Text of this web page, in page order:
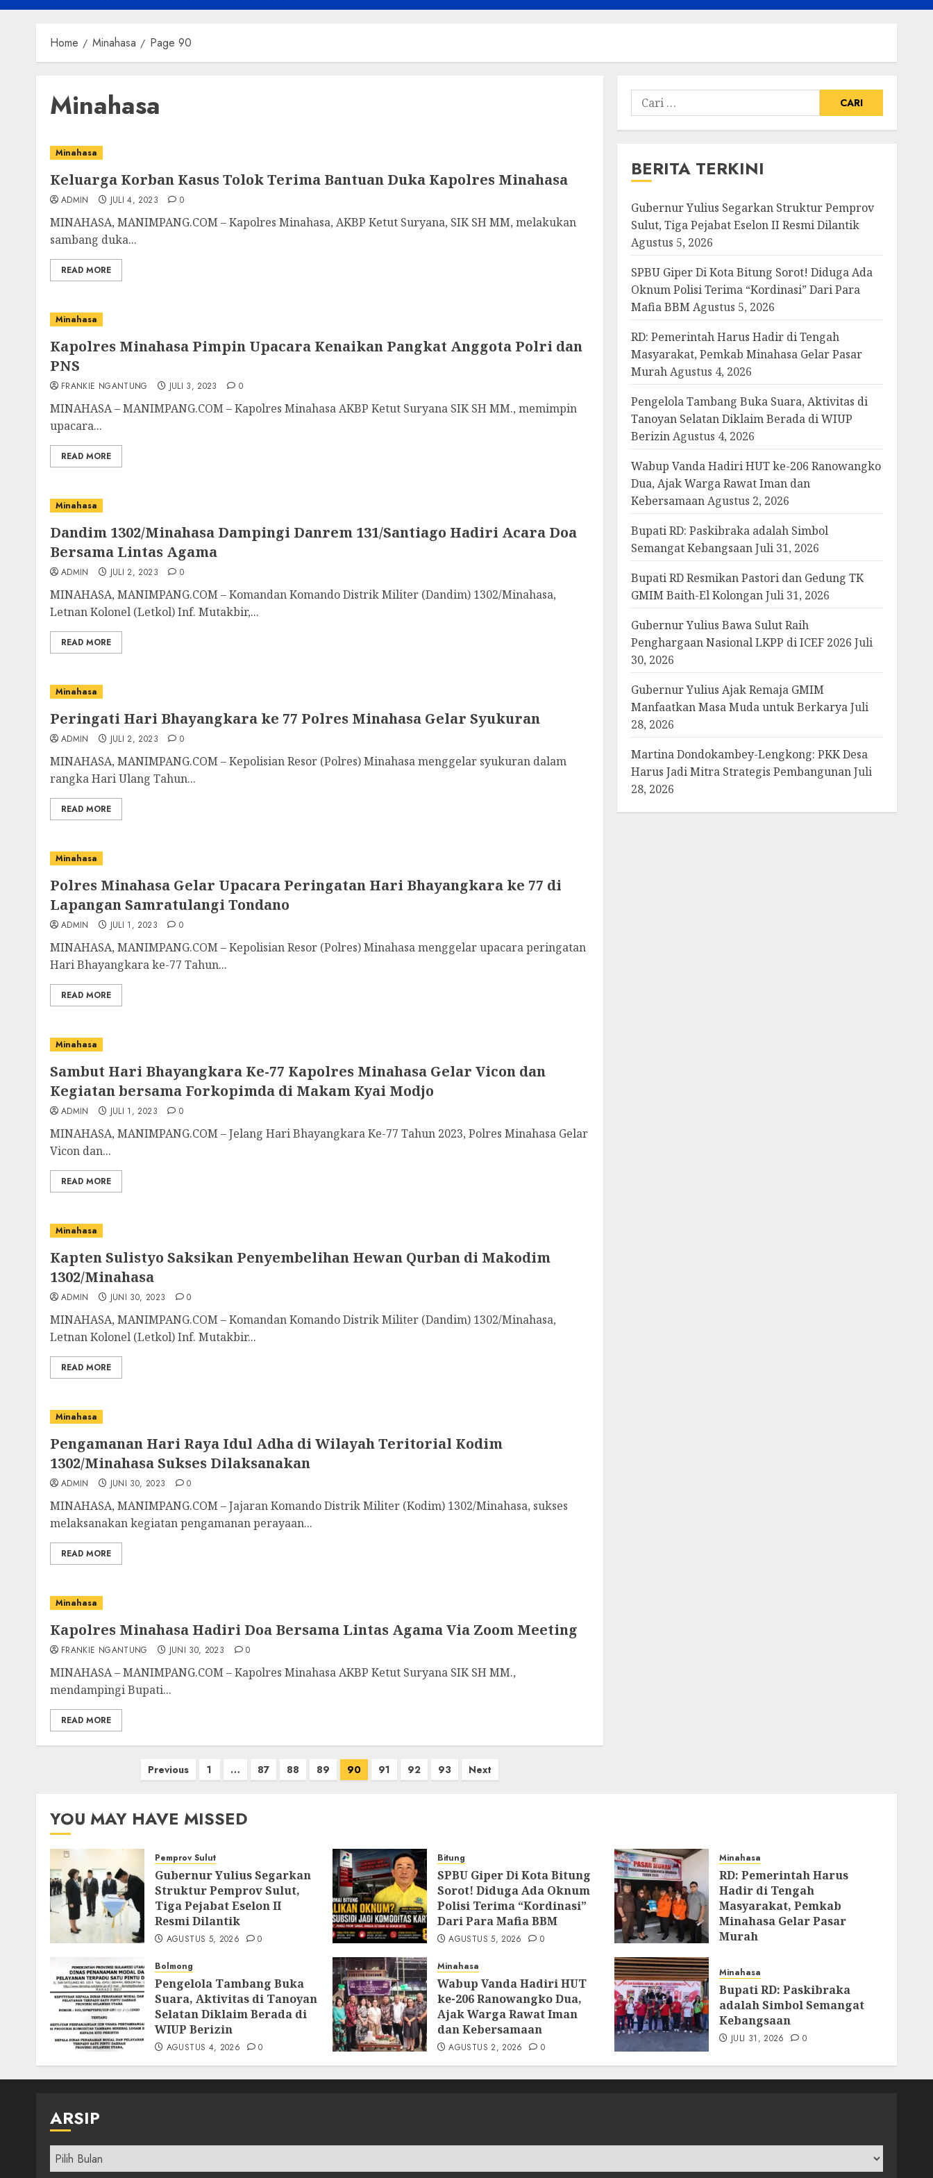
Home Minahasa Page 90
Minahasa
Minahasa
Keluarga Korban Kasus Tolok Terima Bantuan Duka Kapolres Minahasa
ADMIN JULI 4, 2023 0
MINAHASA, MANIMPANG.COM – Kapolres Minahasa, AKBP Ketut Suryana, SIK SH MM, melakukan
sambang duka...
READ MORE
Minahasa
Kapolres Minahasa Pimpin Upacara Kenaikan Pangkat Anggota Polri dan
PNS
FRANKIE NGANTUNG JULI 3, 2023 0
MINAHASA – MANIMPANG.COM – Kapolres Minahasa AKBP Ketut Suryana SIK SH MM., memimpin
upacara...
READ MORE
Minahasa
Dandim 1302/Minahasa Dampingi Danrem 131/Santiago Hadiri Acara Doa
Bersama Lintas Agama
ADMIN JULI 2, 2023 0
MINAHASA, MANIMPANG.COM – Komandan Komando Distrik Militer (Dandim) 1302/Minahasa,
Letnan Kolonel (Letkol) Inf. Mutakbir,...
READ MORE
Minahasa
Peringati Hari Bhayangkara ke 77 Polres Minahasa Gelar Syukuran
ADMIN JULI 2, 2023 0
MINAHASA, MANIMPANG.COM – Kepolisian Resor (Polres) Minahasa menggelar syukuran dalam
rangka Hari Ulang Tahun...
READ MORE
Minahasa
Polres Minahasa Gelar Upacara Peringatan Hari Bhayangkara ke 77 di
Lapangan Samratulangi Tondano
ADMIN JULI 1, 2023 0
MINAHASA, MANIMPANG.COM – Kepolisian Resor (Polres) Minahasa menggelar upacara peringatan
Hari Bhayangkara ke-77 Tahun...
READ MORE
Minahasa
Sambut Hari Bhayangkara Ke-77 Kapolres Minahasa Gelar Vicon dan
Kegiatan bersama Forkopimda di Makam Kyai Modjo
ADMIN JULI 1, 2023 0
MINAHASA, MANIMPANG.COM – Jelang Hari Bhayangkara Ke-77 Tahun 2023, Polres Minahasa Gelar
Vicon dan...
READ MORE
Minahasa
Kapten Sulistyo Saksikan Penyembelihan Hewan Qurban di Makodim
1302/Minahasa
ADMIN JUNI 30, 2023 0
MINAHASA, MANIMPANG.COM – Komandan Komando Distrik Militer (Dandim) 1302/Minahasa,
Letnan Kolonel (Letkol) Inf. Mutakbir...
READ MORE
Minahasa
Pengamanan Hari Raya Idul Adha di Wilayah Teritorial Kodim
1302/Minahasa Sukses Dilaksanakan
ADMIN JUNI 30, 2023 0
MINAHASA, MANIMPANG.COM – Jajaran Komando Distrik Militer (Kodim) 1302/Minahasa, sukses
melaksanakan kegiatan pengamanan perayaan...
READ MORE
Minahasa
Kapolres Minahasa Hadiri Doa Bersama Lintas Agama Via Zoom Meeting
FRANKIE NGANTUNG JUNI 30, 2023 0
MINAHASA – MANIMPANG.COM – Kapolres Minahasa AKBP Ketut Suryana SIK SH MM.,
mendampingi Bupati...
READ MORE
Previous 1 … 87 88 89 90 91 92 93 Next
Cari
untuk:
BERITA TERKINI
Gubernur Yulius Segarkan Struktur Pemprov
Sulut, Tiga Pejabat Eselon II Resmi Dilantik
Agustus 5, 2026
SPBU Giper Di Kota Bitung Sorot! Diduga Ada
Oknum Polisi Terima “Kordinasi” Dari Para
Mafia BBM Agustus 5, 2026
RD: Pemerintah Harus Hadir di Tengah
Masyarakat, Pemkab Minahasa Gelar Pasar
Murah Agustus 4, 2026
Pengelola Tambang Buka Suara, Aktivitas di
Tanoyan Selatan Diklaim Berada di WIUP
Berizin Agustus 4, 2026
Wabup Vanda Hadiri HUT ke-206 Ranowangko
Dua, Ajak Warga Rawat Iman dan
Kebersamaan Agustus 2, 2026
Bupati RD: Paskibraka adalah Simbol
Semangat Kebangsaan Juli 31, 2026
Bupati RD Resmikan Pastori dan Gedung TK
GMIM Baith-El Kolongan Juli 31, 2026
Gubernur Yulius Bawa Sulut Raih
Penghargaan Nasional LKPP di ICEF 2026 Juli
30, 2026
Gubernur Yulius Ajak Remaja GMIM
Manfaatkan Masa Muda untuk Berkarya Juli
28, 2026
Martina Dondokambey-Lengkong: PKK Desa
Harus Jadi Mitra Strategis Pembangunan Juli
28, 2026
YOU MAY HAVE MISSED
Pemprov Sulut
Gubernur Yulius Segarkan
Struktur Pemprov Sulut,
Tiga Pejabat Eselon II
Resmi Dilantik
AGUSTUS 5, 2026 0
Bitung
SPBU Giper Di Kota Bitung
Sorot! Diduga Ada Oknum
Polisi Terima “Kordinasi”
Dari Para Mafia BBM
AGUSTUS 5, 2026 0
Minahasa
RD: Pemerintah Harus
Hadir di Tengah
Masyarakat, Pemkab
Minahasa Gelar Pasar
Murah
Bolmong
Pengelola Tambang Buka
Suara, Aktivitas di Tanoyan
Selatan Diklaim Berada di
WIUP Berizin
AGUSTUS 4, 2026 0
Minahasa
Wabup Vanda Hadiri HUT
ke-206 Ranowangko Dua,
Ajak Warga Rawat Iman
dan Kebersamaan
AGUSTUS 2, 2026 0
Minahasa
Bupati RD: Paskibraka
adalah Simbol Semangat
Kebangsaan
JULI 31, 2026 0
ARSIP
Arsip